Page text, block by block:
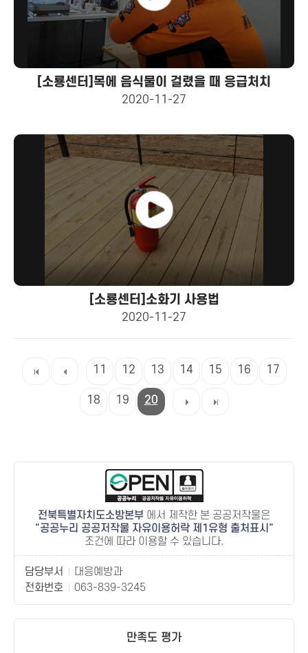
[소룡센터]목에 음식물이 걸렸을 때 응급처치
2020-11-27
[소룡센터]소화기 사용법
2020-11-27
11 12 13 14 15 16 17
18 19 20
전북특별자치도소방본부 에서 제작한 본 공공저작물은
공공누리 공공저작물 자유이용허락 제1유형 출처표시
조건에 따라 이용할 수 있습니다.
담당부서
대응예방과
전화번호
063-839-3245
만족도 평가